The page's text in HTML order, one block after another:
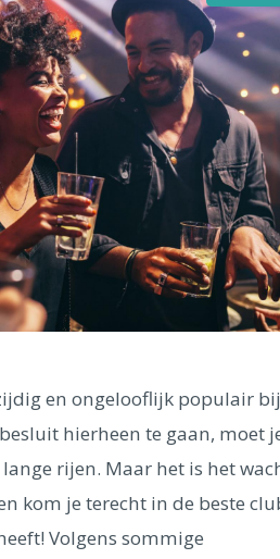
en ongelooflijk populair
hierheen te gaan, moet
rijen. Maar het is het
kom je terecht in de beste
Volgens sommige